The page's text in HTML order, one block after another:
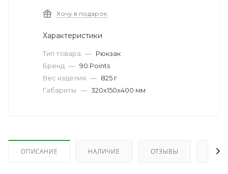
Хочу в подарок
Характеристики
Тип товара — Рюкзак
Бренд — 90 Points
Вес изделия — 825 г
Габариты — 320х150x400 мм
ОПИСАНИЕ НАЛИЧИЕ ОТЗЫВЫ КАК